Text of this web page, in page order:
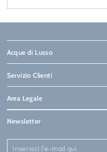
Acque di Lusso
Servizio Clienti
Area Legale
Newsletter
Inserisci